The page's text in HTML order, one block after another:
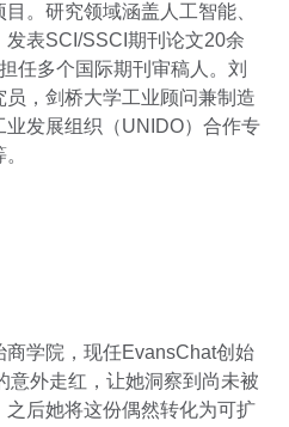
。研究领域涵盖人工智能、
表SCI/SSCI期刊论文20余
任多个国际期刊审稿人。刘
，剑桥大学工业顾问兼制造
发展组织（UNIDO）合作专
商学院，现任EvansChat创始
意外走红，让她洞察到尚未被
后她将这份偶然转化为可扩